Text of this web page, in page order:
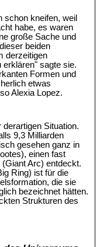
kneifen, weil
habe, es waren
große Sache und
beiden
derzeitigen
sagte sie.
Formen und
etwas
Alexia Lopez.
Situation.
9,3 Milliarden
gesehen ganz in
einen fast
Arc) entdeckt.
Ring) ist für die
die sie
bezeichnet hätten.
Strukturen des